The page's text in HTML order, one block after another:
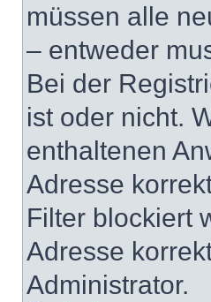
müssen alle
– entweder
Bei der
ist oder nicht.
enthaltenen
Adresse
Filter blockiert
Adresse
Administrator.